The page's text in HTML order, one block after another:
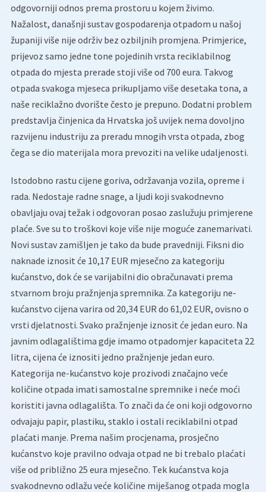
odgovorniji odnos prema prostoru u kojem živimo.
Nažalost, današnji sustav gospodarenja otpadom u našoj
županiji više nije održiv bez ozbiljnih promjena. Primjerice,
prijevoz samo jedne tone pojedinih vrsta reciklabilnog
otpada do mjesta prerade stoji više od 700 eura. Takvog
otpada svakoga mjeseca prikupljamo više desetaka tona, a
naše reciklažno dvorište često je prepuno. Dodatni problem
predstavlja činjenica da Hrvatska još uvijek nema dovoljno
razvijenu industriju za preradu mnogih vrsta otpada, zbog
čega se dio materijala mora prevoziti na velike udaljenosti.
Istodobno rastu cijene goriva, održavanja vozila, opreme i
rada. Nedostaje radne snage, a ljudi koji svakodnevno
obavljaju ovaj težak i odgovoran posao zaslužuju primjerene
plaće. Sve su to troškovi koje više nije moguće zanemarivati.
Novi sustav zamišljen je tako da bude pravedniji. Fiksni dio
naknade iznosit će 10,17 EUR mjesečno za kategoriju
kućanstvo, dok će se varijabilni dio obračunavati prema
stvarnom broju pražnjenja spremnika. Za kategoriju ne-
kućanstvo cijena varira od 20,34 EUR do 61,02 EUR, ovisno o
vrsti djelatnosti. Svako pražnjenje iznosit će jedan euro. Na
javnim odlagalištima gdje imamo otpadomjer kapaciteta 22
litra, cijena će iznositi jedno pražnjenje jedan euro.
Kategorija ne-kućanstvo koje prozivodi značajno veće
količine otpada imati samostalne spremnike i neće moći
koristiti javna odlagališta. To znači da će oni koji odgovorno
odvajaju papir, plastiku, staklo i ostali reciklabilni otpad
plaćati manje. Prema našim procjenama, prosječno
kućanstvo koje pravilno odvaja otpad ne bi trebalo plaćati
više od približno 25 eura mjesečno. Tek kućanstva koja
svakodnevno odlažu veće količine miješanog otpada mogla